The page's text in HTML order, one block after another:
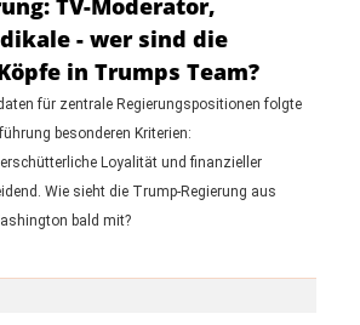
TV-Moderator,
- wer sind die
in Trumps Team?
für zentrale Regierungspositionen folgte
besonderen Kriterien:
Loyalität und finanzieller
Wie sieht die Trump-Regierung aus
bald mit?